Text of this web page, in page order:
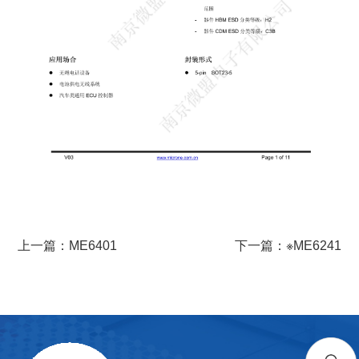
上一篇：ME6401 下一篇：※ME6241